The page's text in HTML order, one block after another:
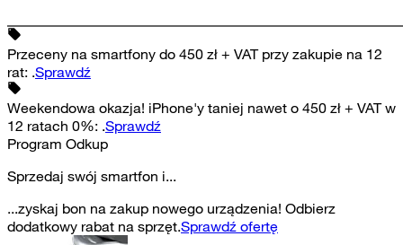
Przeceny na smartfony do 450 zł + VAT przy zakupie na 12
rat: .Sprawdź
Weekendowa okazja! iPhone'y taniej nawet o 450 zł + VAT w
12 ratach 0%: .Sprawdź
Program Odkup
Sprzedaj swój smartfon i...
...zyskaj bon na zakup nowego urządzenia! Odbierz
dodatkowy rabat na sprzęt.Sprawdź ofertę